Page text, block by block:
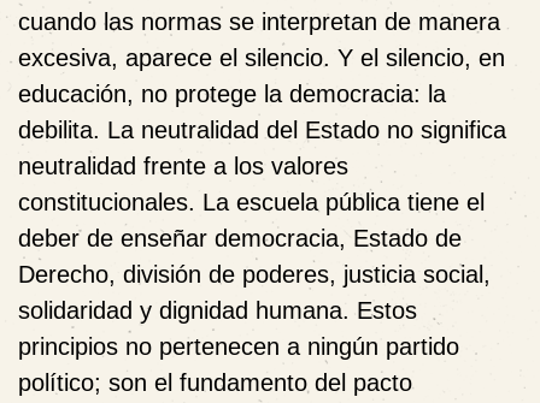
cuando las normas se interpretan de manera
excesiva, aparece el silencio. Y el silencio, en
educación, no protege la democracia: la
debilita. La neutralidad del Estado no significa
neutralidad frente a los valores
constitucionales. La escuela pública tiene el
deber de enseñar democracia, Estado de
Derecho, división de poderes, justicia social,
solidaridad y dignidad humana. Estos
principios no pertenecen a ningún partido
político; son el fundamento del pacto